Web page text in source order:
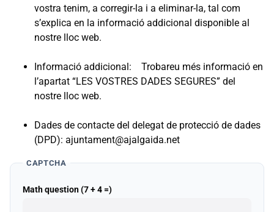
vostra tenim, a corregir-la i a eliminar-la, tal com
s’explica en la informació addicional disponible al
nostre lloc web.
Informació addicional: Trobareu més informació en
l’apartat “LES VOSTRES DADES SEGURES” del
nostre lloc web.
Dades de contacte del delegat de protecció de dades
(DPD): ajuntament@ajalgaida.net
CAPTCHA
Math question (7 + 4 =)